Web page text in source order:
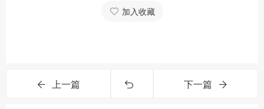
加入收藏
上一篇 下一篇